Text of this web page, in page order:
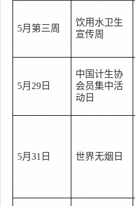
5月第三周
饮用水卫生
宣传周
5月 29 日
中国计生协
会员集中活
动日
5月31 日 世界无烟日